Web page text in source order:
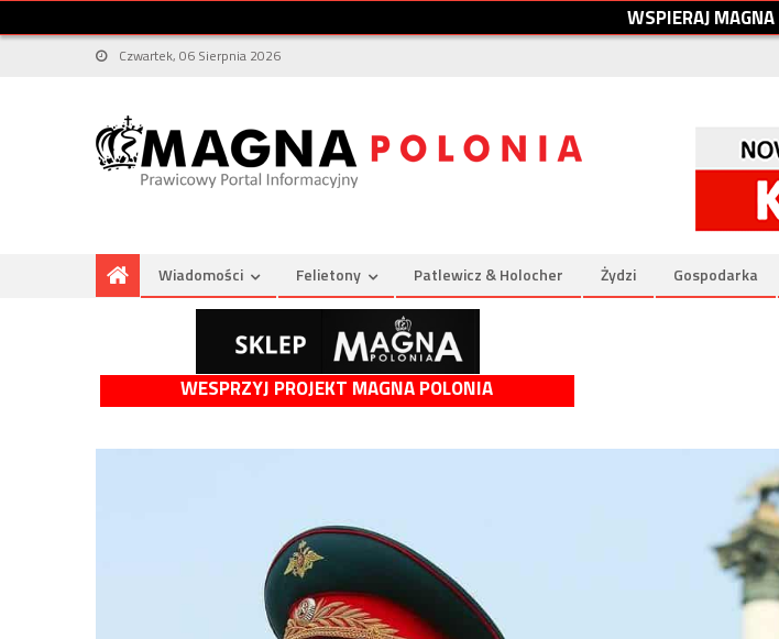
WSPIERAJMAGNA
Czwartek, 06 Sierpnia 2026
Wiadomości Felietony Patlewicz & Holocher Żydzi Gospodarka
WESPRZYJ PROJEKT MAGNA POLONIA